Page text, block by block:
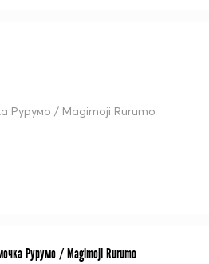
Рурумо / Magimoji Rurumo
Рурумо / Magimoji Rurumo